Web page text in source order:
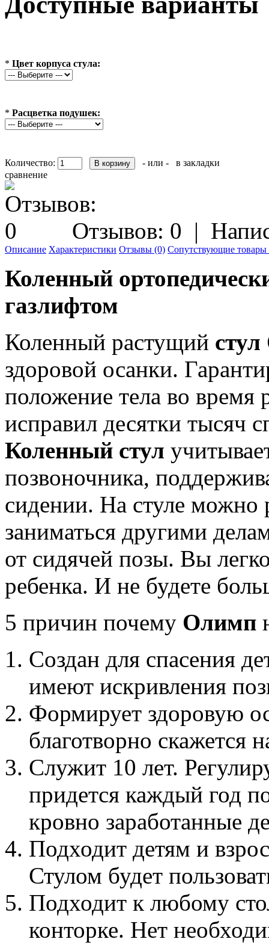
* Цвет корпуса стула:
* Расцветка подушек:
Количество: - или -
в закладки
сравнение
Отзывов: 0 |
Описание Характеристики Отзывы (0) Сопутствующие товары
Коленный
газлифтом
Коленный растущий
здоровой осанки.
положение тела во
исправил десятки тысяч
Коленный стул
позвоночника,
сидении. На стуле можно
заниматься другими
от сидячей позы. Вы
ребенка. И не будете
5 причин почему Олимп
Создан для спасения
имеют искривления
Формирует здоровую
благотворно скажется
Служит 10 лет.
придется каждый год
кровно заработанные
Подходит детям и
Стулом будет
Подходит к любому
конторке. Нет